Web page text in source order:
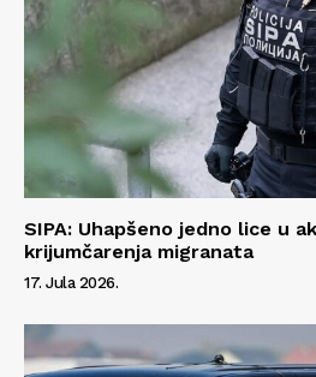
Impressum
SIPA: Uhapšeno jedno lice u
krijumčarenja migranata
17. Jula 2026.